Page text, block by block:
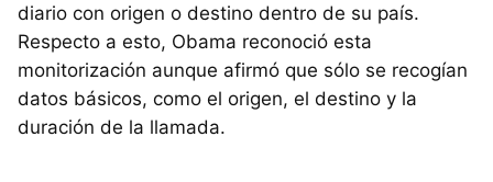
diario con origen o destino dentro de su país.
Respecto a esto, Obama reconoció esta
monitorización aunque afirmó que sólo se recogían
datos básicos, como el origen, el destino y la
duración de la llamada.